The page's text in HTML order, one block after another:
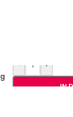
- +
IN